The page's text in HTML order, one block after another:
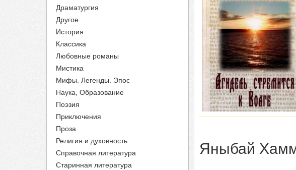
Драматургия
Другое
История
Классика
Любовные романы
Мистика
Мифы. Легенды. Эпос
Наука, Образование
Поэзия
Приключения
Проза
Религия и духовность
Справочная литература
Старинная литература
Яныбай